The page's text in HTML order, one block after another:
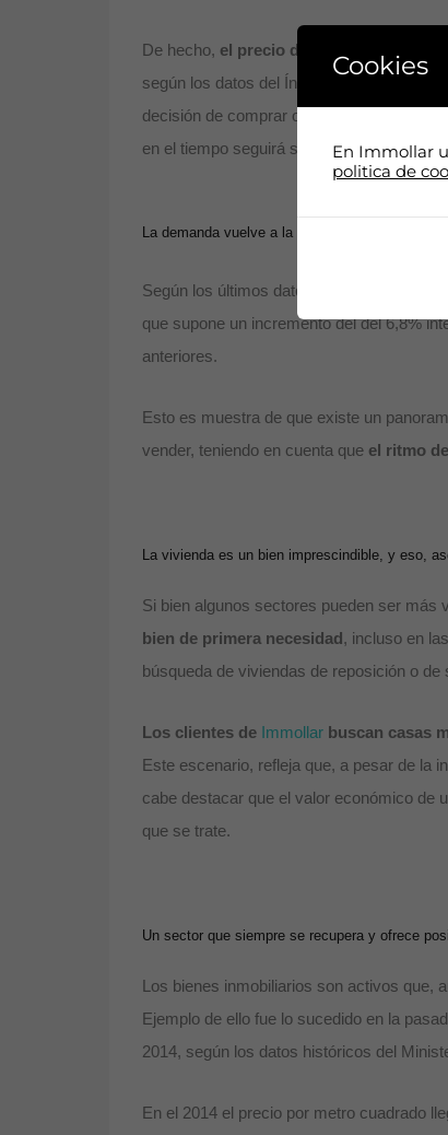
De hecho, el precio del alquiler de
según los datos del Índice de Precios de
decisión de comprar o alquilar una
en el tiempo seguirá siendo una inversión
La demanda vuelve a la senda del crecimiento
Según los últimos datos publicados por el
que supone un incremento del del 6,8%
anteriores.
Esto es muestra de que existe un
vender, teniendo en cuenta que el ritmo
La vivienda es un bien imprescindible, y eso,
Si bien algunos sectores pueden ser más
bien de primera necesidad, incluso en
búsqueda de viviendas de reposición o
Los clientes de Immollar buscan casas
Este escenario, refleja que, a pesar de la
cabe destacar que el valor económico de
que se trate.
Un sector que siempre se recupera y ofrece
Los bienes inmobiliarios son activos que,
Ejemplo de ello fue lo sucedido en la
2014, según los datos históricos del
En el 2014 el precio por metro cuadrado
Cookies
En Immollar
politica de